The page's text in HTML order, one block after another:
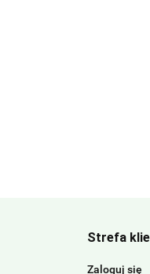
Strefa
Zaloguj się